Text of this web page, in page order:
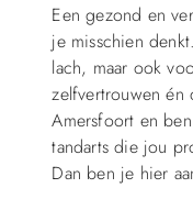
Een gezond en
je misschien
lach, maar ook
zelfvertrouwen
Amersfoort en
tandarts die jou
Dan ben je hier